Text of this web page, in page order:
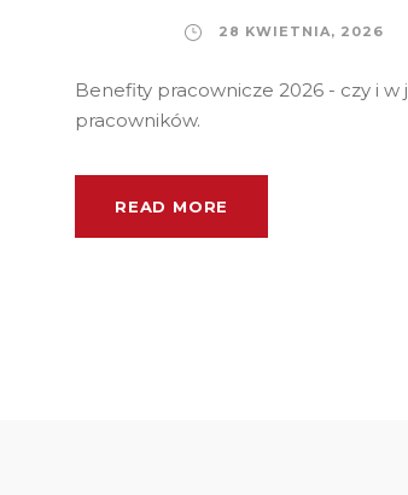
28 KWIETNIA, 2026
Benefity pracownicze 2026 - czy i
pracowników.
READ MORE